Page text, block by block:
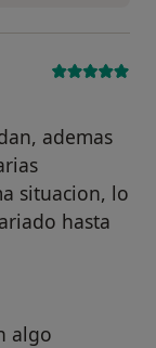
ademas
situacion, lo
hasta
algo